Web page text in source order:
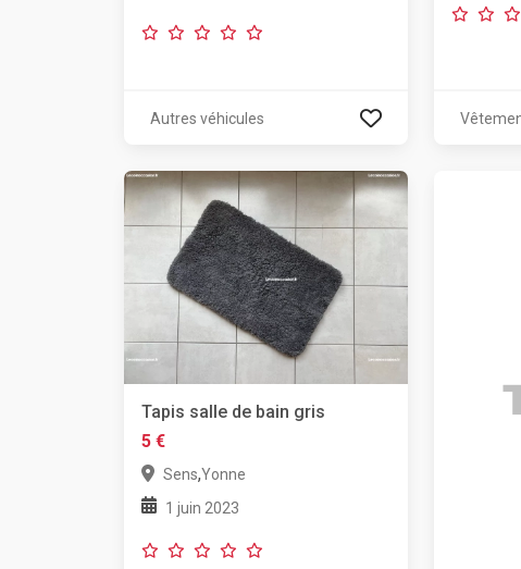
Autres véhicules
Tapis salle de bain gris
5 €
Sens,Yonne
1 juin 2023